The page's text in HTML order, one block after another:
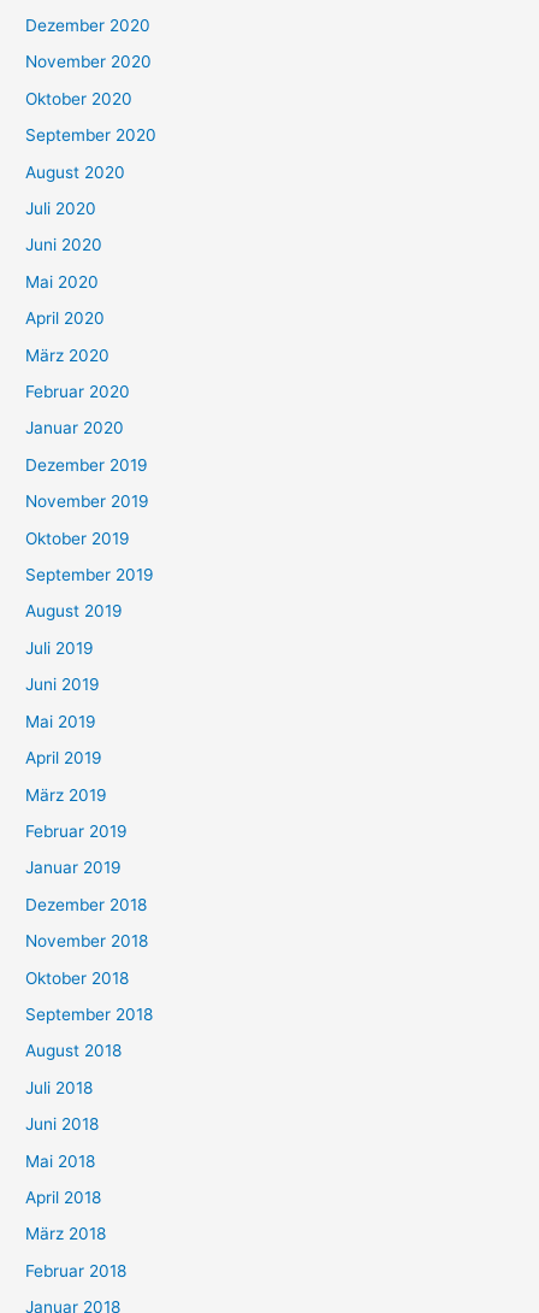
Dezember 2020
November 2020
Oktober 2020
September 2020
August 2020
Juli 2020
Juni 2020
Mai 2020
April 2020
März 2020
Februar 2020
Januar 2020
Dezember 2019
November 2019
Oktober 2019
September 2019
August 2019
Juli 2019
Juni 2019
Mai 2019
April 2019
März 2019
Februar 2019
Januar 2019
Dezember 2018
November 2018
Oktober 2018
September 2018
August 2018
Juli 2018
Juni 2018
Mai 2018
April 2018
März 2018
Februar 2018
Januar 2018